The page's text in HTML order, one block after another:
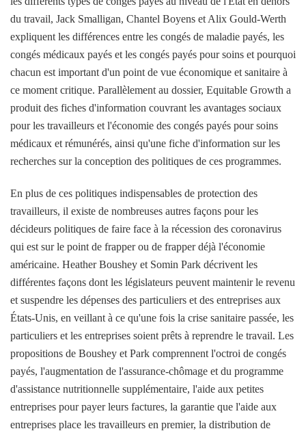
du travail, Jack Smalligan, Chantel Boyens et Alix Gould-Werth
expliquent les différences entre les congés de maladie payés, les
congés médicaux payés et les congés payés pour soins et pourquoi
chacun est important d'un point de vue économique et sanitaire à
ce moment critique. Parallèlement au dossier, Equitable Growth a
produit des fiches d'information couvrant les avantages sociaux
pour les travailleurs et l'économie des congés payés pour soins
médicaux et rémunérés, ainsi qu'une fiche d'information sur les
recherches sur la conception des politiques de ces programmes.
En plus de ces politiques indispensables de protection des
travailleurs, il existe de nombreuses autres façons pour les
décideurs politiques de faire face à la récession des coronavirus
qui est sur le point de frapper ou de frapper déjà l'économie
américaine. Heather Boushey et Somin Park décrivent les
différentes façons dont les législateurs peuvent maintenir le revenu
et suspendre les dépenses des particuliers et des entreprises aux
États-Unis, en veillant à ce qu'une fois la crise sanitaire passée, les
particuliers et les entreprises soient prêts à reprendre le travail. Les
propositions de Boushey et Park comprennent l'octroi de congés
payés, l'augmentation de l'assurance-chômage et du programme
d'assistance nutritionnelle supplémentaire, l'aide aux petites
entreprises pour payer leurs factures, la garantie que l'aide aux
entreprises place les travailleurs en premier, la distribution de